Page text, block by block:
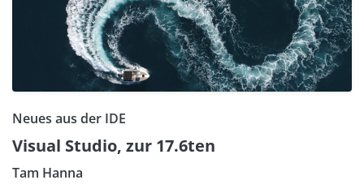
Neues aus der IDE
Visual Studio, zur 17.6ten
Tam Hanna